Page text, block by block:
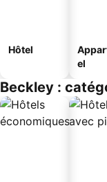
Hôtel
el
Beckley :